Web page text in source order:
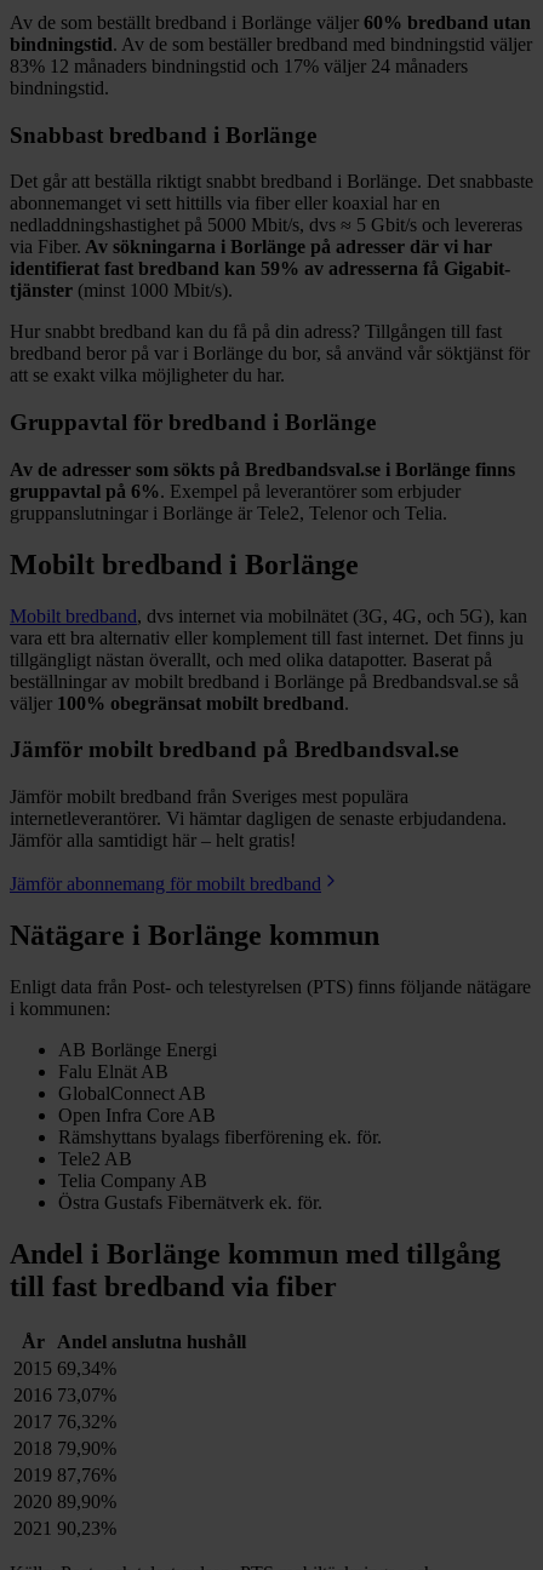
Av de som beställt bredband i Borlänge väljer 60% bredband utan
bindningstid. Av de som beställer bredband med bindningstid väljer
83% 12 månaders bindningstid och 17% väljer 24 månaders
bindningstid.
Snabbast bredband i Borlänge
Det går att beställa riktigt snabbt bredband i Borlänge. Det snabbaste
abonnemanget vi sett hittills via fiber eller koaxial har en
nedladdningshastighet på 5000 Mbit/s, dvs ≈ 5 Gbit/s och levereras
via Fiber. Av sökningarna i Borlänge på adresser där vi har
identifierat fast bredband kan 59% av adresserna få Gigabit-
tjänster (minst 1000 Mbit/s).
Hur snabbt bredband kan du få på din adress? Tillgången till fast
bredband beror på var i Borlänge du bor, så använd vår söktjänst för
att se exakt vilka möjligheter du har.
Gruppavtal för bredband i Borlänge
Av de adresser som sökts på Bredbandsval.se i Borlänge finns
gruppavtal på 6%. Exempel på leverantörer som erbjuder
gruppanslutningar i Borlänge är Tele2, Telenor och Telia.
Mobilt bredband i Borlänge
Mobilt bredband, dvs internet via mobilnätet (3G, 4G, och 5G), kan
vara ett bra alternativ eller komplement till fast internet. Det finns ju
tillgängligt nästan överallt, och med olika datapotter. Baserat på
beställningar av mobilt bredband i Borlänge på Bredbandsval.se så
väljer 100% obegränsat mobilt bredband.
Jämför mobilt bredband på Bredbandsval.se
Jämför mobilt bredband från Sveriges mest populära
internetleverantörer. Vi hämtar dagligen de senaste erbjudandena.
Jämför alla samtidigt här – helt gratis!
Jämför abonnemang för mobilt bredband
Nätägare i Borlänge kommun
Enligt data från Post- och telestyrelsen (PTS) finns följande nätägare
i kommunen:
AB Borlänge Energi
Falu Elnät AB
GlobalConnect AB
Open Infra Core AB
Rämshyttans byalags fiberförening ek. för.
Tele2 AB
Telia Company AB
Östra Gustafs Fibernätverk ek. för.
Andel i Borlänge kommun med tillgång
till fast bredband via fiber
År
Andel anslutna hushåll
2015 69,34%
2016 73,07%
2017 76,32%
2018 79,90%
2019 87,76%
2020 89,90%
2021 90,23%